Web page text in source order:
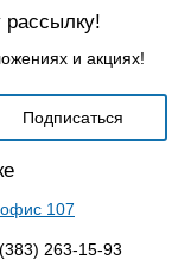
и акциях!
офис 107
263-15-93